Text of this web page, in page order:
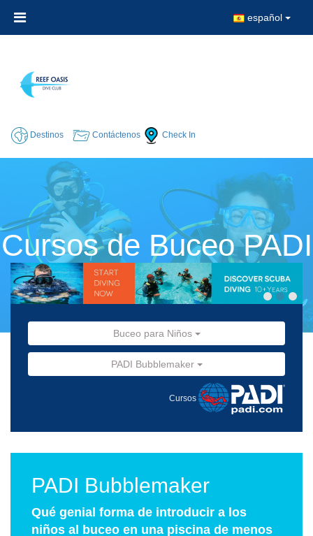
español
Destinos Contáctenos Check In
Cursos de Buceo PADI
Buceo para Niños
PADI Bubblemaker
Cursos
PADI Bubblemaker
Qué genial forma de introducir a los
niños al buceo en una piscina de menos